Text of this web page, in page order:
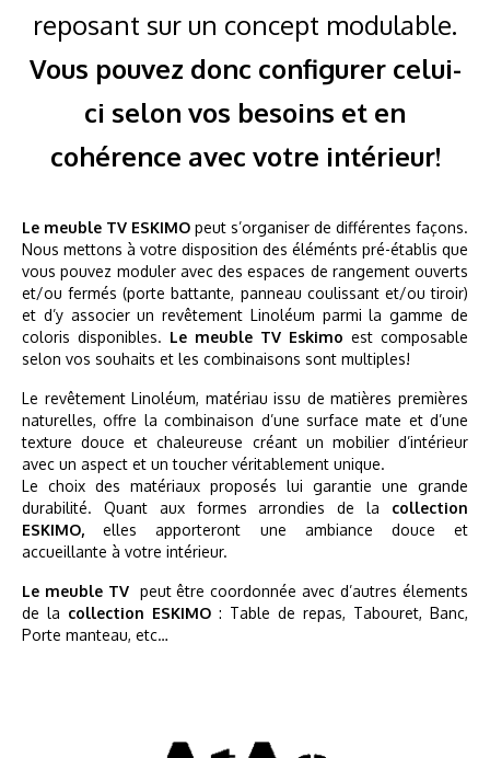
reposant sur un concept modulable.
Vous pouvez donc configurer celui-
ci selon vos besoins et en
cohérence avec votre intérieur!
Le meuble TV ESKIMO peut s’organiser de différentes façons.
Nous mettons à votre disposition des éléménts pré-établis que
vous pouvez moduler avec des espaces de rangement ouverts
et/ou fermés (porte battante, panneau coulissant et/ou tiroir)
et d’y associer un revêtement Linoléum parmi la gamme de
coloris disponibles. Le meuble TV Eskimo est composable
selon vos souhaits et les combinaisons sont multiples!
Le revêtement Linoléum, matériau issu de matières premières
naturelles, offre la combinaison d’une surface mate et d’une
texture douce et chaleureuse créant un mobilier d’intérieur
avec un aspect et un toucher véritablement unique.
Le choix des matériaux proposés lui garantie une grande
durabilité. Quant aux formes arrondies de la collection
ESKIMO,elles apporteront une ambiance douce et
accueillante à votre intérieur.
Le meuble TV peut être coordonnée avec d’autres élements
de la collection ESKIMO : Table de repas, Tabouret, Banc,
Porte manteau, etc…